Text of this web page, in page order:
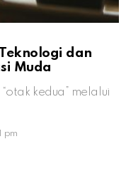
dan
Muda
kedua” melalui
pm